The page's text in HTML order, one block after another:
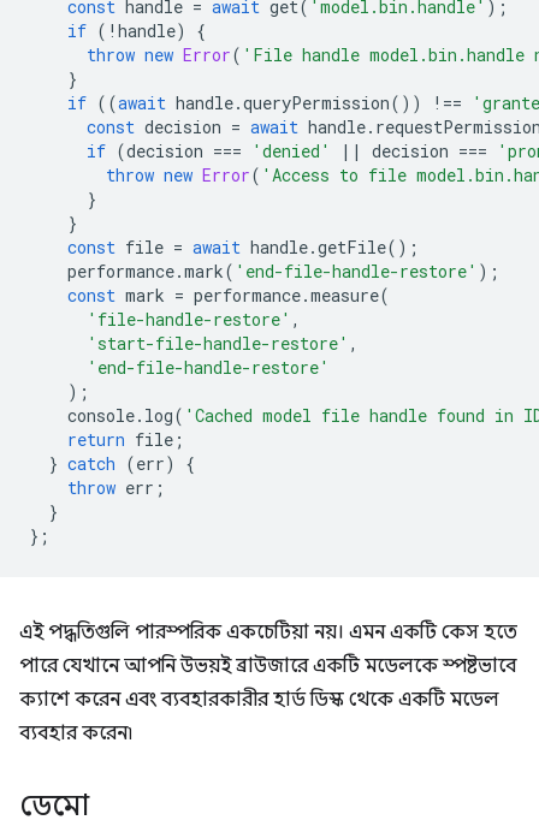
const handle = await get( 'model.bin.handle' );
if ( ! handle)
{
throw new Error( 'File handle
}
if ((await handle.queryPermission()) !==
const decision = await handle.
if (decision === 'denied' || decision ===
throw new Error( 'Access to file
}
}
const file = await handle.getFile();
performance.mark( 'end-file-handle-restore' );
const mark = performance.measure(
'file-handle-restore' ,
'start-file-handle-restore' ,
'end-file-handle-restore'
);
console. log( 'Cached model file handle found in
return file ;
} catch (err)
{
throw err ;
}
};
এই পদ্ধতিগুলি পারস্পরিক একচেটিয়া নয়। এমন একটি কেস হতে
পারে যেখানে আপনি উভয়ই ব্রাউজারে একটি মডেলকে স্পষ্টভাবে
ক্যাশে করেন এবং ব্যবহারকারীর হার্ড ডিস্ক থেকে একটি মডেল
ব্যবহার করেন৷
ডেমো